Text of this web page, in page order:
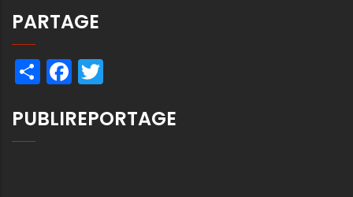
PARTAGE
ShareFacebook
PUBLIREPORTAGE